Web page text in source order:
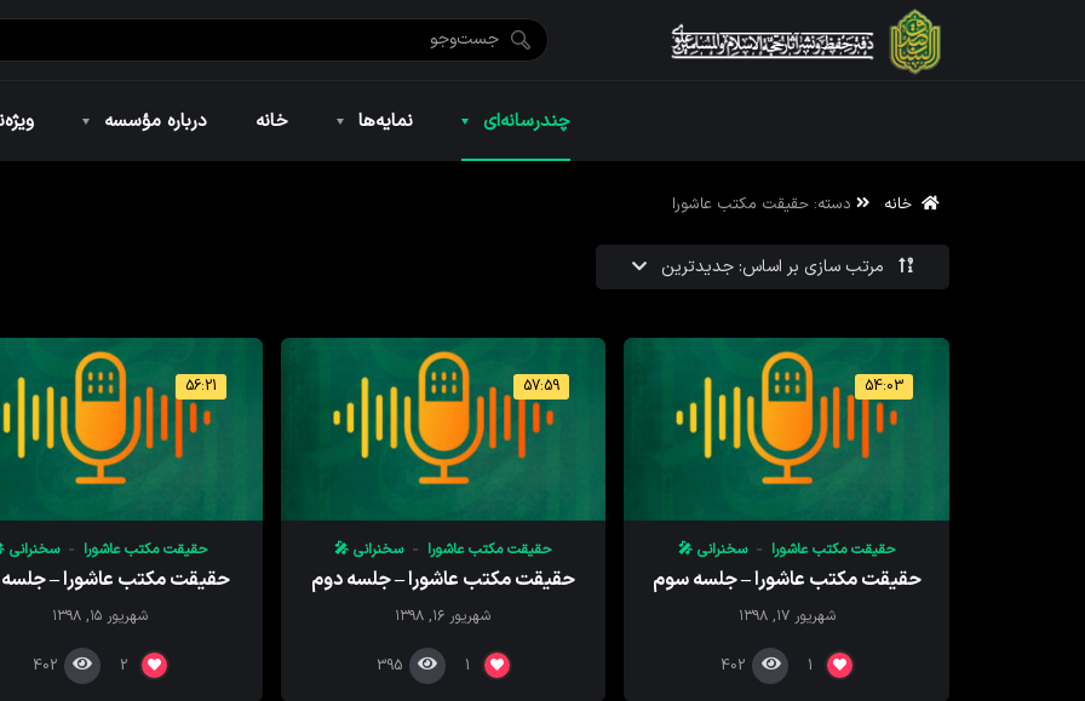
چندرسانه‌ای نمایه‌ها خانه درباره مؤسسه
خانه دسته: حقیقت مکتب عاشورا
مرتب سازی بر اساس: جدیدترین
54:03
حقیقت مکتب عاشورا سخنرانی 🎤
حقیقت مکتب عاشورا – جلسه سوم
شهریور ۱۷, ۱۳۹۸
1
402
57:59
حقیقت مکتب عاشورا سخنرانی 🎤
حقیقت مکتب عاشورا – جلسه دوم
شهریور ۱۶, ۱۳۹۸
1
395
56:21
حقیقت مکتب عاشورا سخنرانی
حقیقت مکتب عاشورا –
شهریور ۱۵, ۱۳۹۸
2
402